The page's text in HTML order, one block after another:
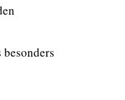
besonders